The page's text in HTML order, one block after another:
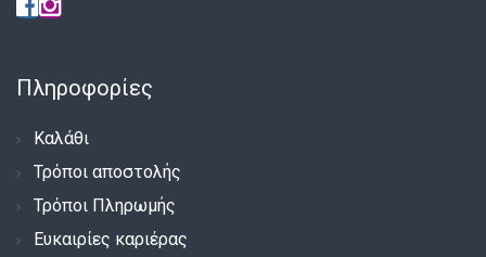
Πληροφορίες
Καλάθι
Τρόποι αποστολής
Τρόποι Πληρωμής
Ευκαιρίες καριέρας